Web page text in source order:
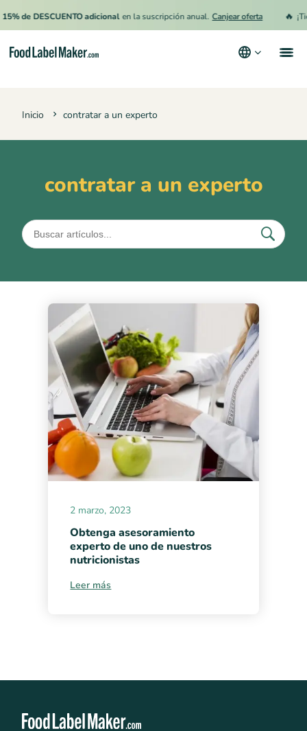
de DESCUENTO adicional en la suscripción anual. Canjear oferta 🔥
Inicio contratar a un experto
contratar a un experto
2 marzo, 2023
Obtenga asesoramiento
experto de uno de nuestros
nutricionistas
Leer más
Contrata a un Especialista
Términos y condiciones